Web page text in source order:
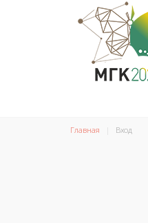
Главная Вход